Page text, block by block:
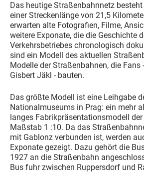
Das heutige Straßenbahnnetz
einer Streckenlänge von 21,5
erwarten alte Fotografien, Filme,
weitere Exponate, die die Geschichte
Verkehrsbetriebes chronologisch
sind ein Modell des aktuellen
Modelle der Straßenbahnen, die Fans
Gisbert Jäkl - bauten.
Das größte Modell ist eine Leihgabe
Nationalmuseums in Prag: ein mehr
langes Fabrikpräsentationsmodell
Maßstab 1 :10. Da das
mit Gablonz verbunden ist, werden
Exponate gezeigt. Dazu gehört die
1927 an die Straßenbahn
Bus fuhr zwischen Ruppersdorf und